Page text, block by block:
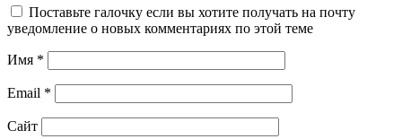
Поставьте галочку если вы хотите получать на почту
уведомление о новых комментариях по этой теме
Имя *
Email *
Сайт